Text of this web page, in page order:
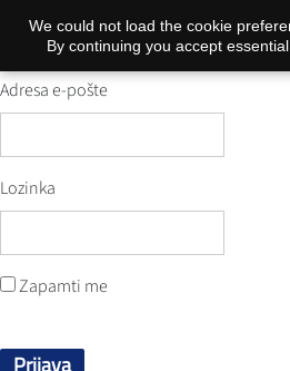
Adresa e-pošte
Lozinka
Zapamti me
Prijava
We could not load the cookie
By continuing you accept essential